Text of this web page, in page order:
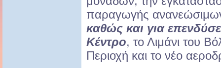
παραγωγής
καθώς και για
Κέντρο, το Λιμάνι του
Περιοχή και το νέο